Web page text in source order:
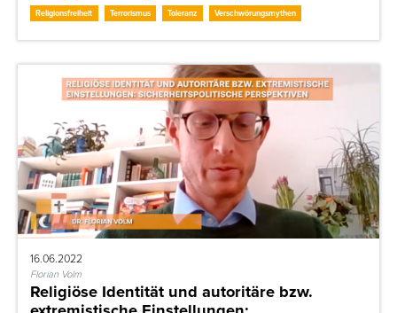
Religionsfreiheit
Terrorismus Toleranz Verschwörungsmythen
16.06.2022
Florian Volm
Religiöse Identität und autoritäre bzw.